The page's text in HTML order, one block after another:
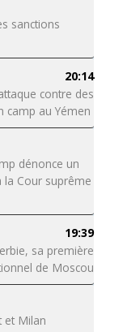
sanctions
20:14
contre des
camp au Yémen
dénonce un
Cour suprême
19:39
sa première
de Moscou
et Milan